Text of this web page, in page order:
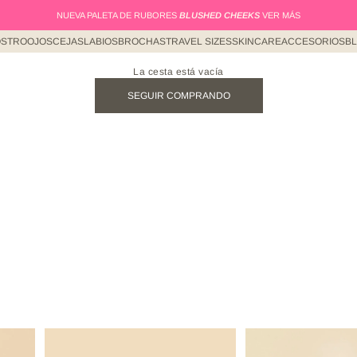
NUEVA PALETA DE RUBORES BLUSHED CHEEKS VER MÁS
OJOSCEJASLABIOSBROCHASTRAVEL SIZESSKINCAREACCESORIOS
La cesta está vacía
SEGUIR COMPRANDO